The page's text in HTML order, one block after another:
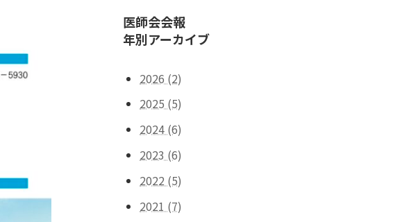
医師会会報
年別アーカイブ
2026 (2)
2025 (5)
2024 (6)
2023 (6)
2022 (5)
2021 (7)